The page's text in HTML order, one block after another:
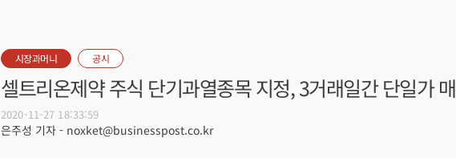
시장과머니 공시
셀트리온제약 주식 단기과열종목 지정, 3거래일간 단일가
2020-11-27 18:33:59
은주성 기자 - noxket@businesspost.co.kr